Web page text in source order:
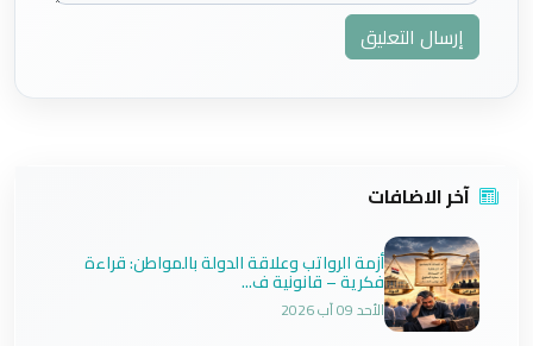
إرسال التعليق
آخر الاضافات
أزمة الرواتب وعلاقة الدولة بالمواطن: قراءة
فكرية – قانونية ف...
الأحد 09 آب 2026